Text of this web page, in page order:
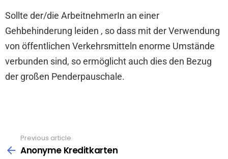
Sollte der/die ArbeitnehmerIn an einer
Gehbehinderung leiden , so dass mit der Verwendung
von öffentlichen Verkehrsmitteln enorme Umstände
verbunden sind, so ermöglicht auch dies den Bezug
der großen Penderpauschale.
more
Previous article
Anonyme Kreditkarten